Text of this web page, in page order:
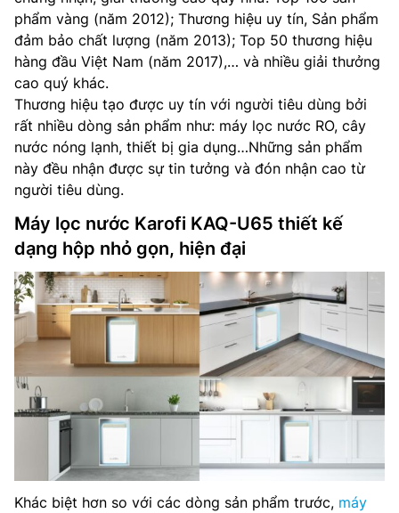
phẩm vàng (năm 2012); Thương hiệu uy tín, Sản phẩm
đảm bảo chất lượng (năm 2013); Top 50 thương hiệu
hàng đầu Việt Nam (năm 2017),… và nhiều giải thưởng
cao quý khác.
Thương hiệu tạo được uy tín với người tiêu dùng bởi
rất nhiều dòng sản phẩm như: máy lọc nước RO, cây
nước nóng lạnh, thiết bị gia dụng…Những sản phẩm
này đều nhận được sự tin tưởng và đón nhận cao từ
người tiêu dùng.
Máy lọc nước Karofi KAQ-U65 thiết kế
dạng hộp nhỏ gọn, hiện đại
Khác biệt hơn so với các dòng sản phẩm trước, máy